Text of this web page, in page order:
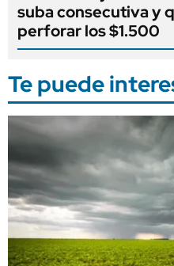
suba consecutiva y
perforar los $1.500
Te puede